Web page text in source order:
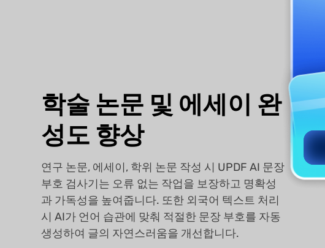
학술 논문 및 에세이 완
성도 향상
연구 논문, 에세이, 학위 논문 작성 시 UPDF AI 문장
부호 검사기는 오류 없는 작업을 보장하고 명확성
과 가독성을 높여줍니다. 또한 외국어 텍스트 처리
시 AI가 언어 습관에 맞춰 적절한 문장 부호를 자동
생성하여 글의 자연스러움을 개선합니다.